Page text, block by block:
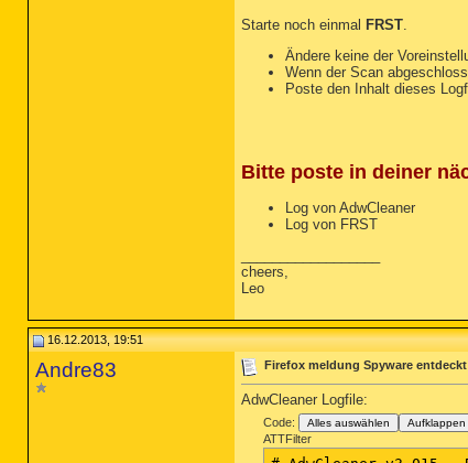
Starte noch einmal FRST
Ändere keine der
Wenn der Scan
Poste den Inhalt dieses
Bitte poste in deiner
Log von AdwCleaner
Log von FRST
cheers,
Leo
16.12.2013, 19:51
Andre83 Firefox meldung Spyware
AdwCleaner Logfile:
Code: Alles auswählen Aufklappen
ATTFilter